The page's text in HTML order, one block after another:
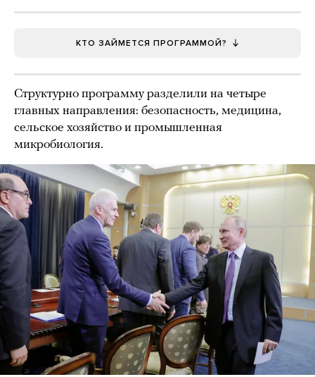
КТО ЗАЙМЕТСЯ ПРОГРАММОЙ?
Структурно программу разделили на четыре
главных направления: безопасность, медицина,
сельское хозяйство и промышленная
микробиология.